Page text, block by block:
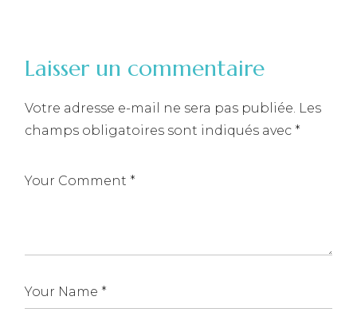
Laisser un commentaire
Votre adresse e-mail ne sera pas publiée. Les
champs obligatoires sont indiqués avec *